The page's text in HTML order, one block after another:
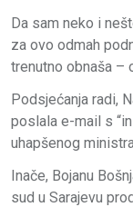
Da sam neko i
za ovo odmah
trenutno obnaša –
Podsjećanja radi,
poslala e-mail s
uhapšenog
Inače, Bojanu
sud u Sarajevu